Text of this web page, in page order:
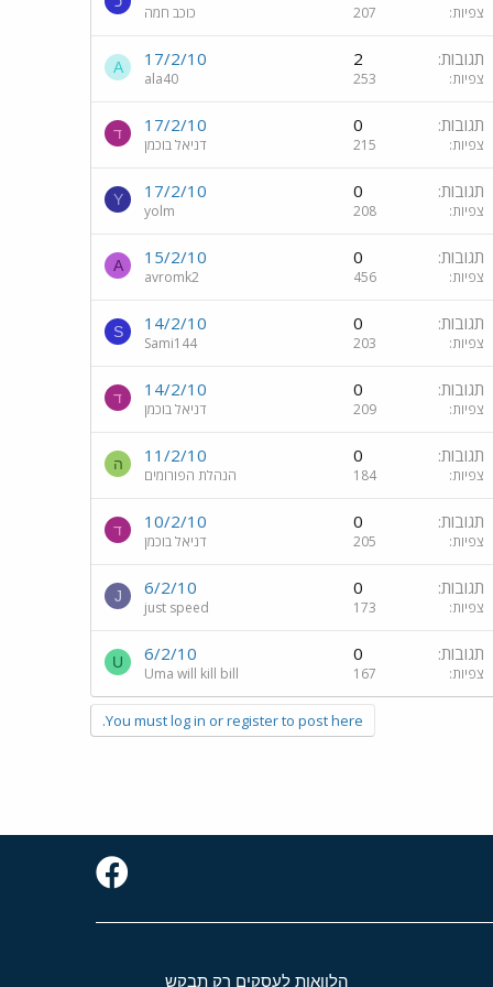
צפיות 207 כוכב חמה
תגובות 2
צפיות 253
17/2/10
ala40
A
תגובות 0
צפיות 215
17/2/10
דניאל בוכמן
ד
תגובות 0
צפיות 208
17/2/10
yolm
Y
תגובות 0
צפיות 456
15/2/10
avromk2
A
תגובות 0
צפיות 203
14/2/10
Sami144
S
תגובות 0
צפיות 209
14/2/10
דניאל בוכמן
ד
תגובות 0
צפיות 184
11/2/10
הנהלת הפורומים
ה
תגובות 0
צפיות 205
10/2/10
דניאל בוכמן
ד
תגובות 0
צפיות 173
6/2/10
just speed
J
תגובות 0
צפיות 167
6/2/10
Uma will kill bill
U
You must log in or register to post here.
הלוואות לעסקים רק תבקש